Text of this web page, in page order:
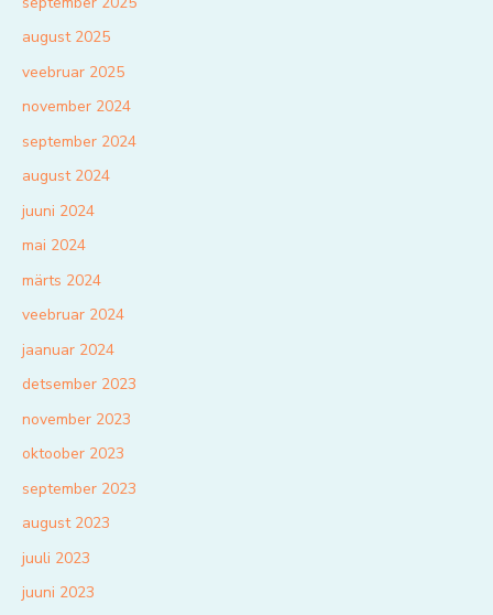
august 2025
veebruar 2025
november 2024
september 2024
august 2024
juuni 2024
mai 2024
märts 2024
veebruar 2024
jaanuar 2024
detsember 2023
november 2023
oktoober 2023
september 2023
august 2023
juuli 2023
juuni 2023